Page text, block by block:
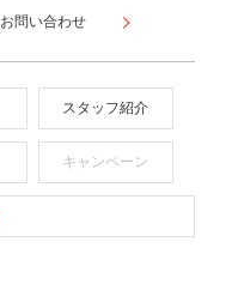
お問い合わせ
スタッフ紹介
キャンペーン